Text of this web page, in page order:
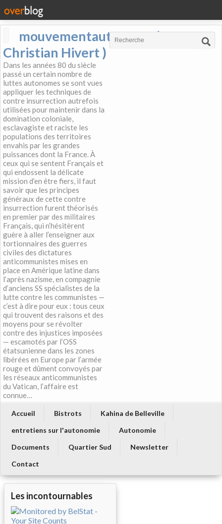
mouvementautonome (
Christian Hivert )
Dans les années 80 du siècle
passé un certain nombre de
luttes autonomes se sont vues
appliquer les techniques de
contre insurrection autrefois
utilisées pour maintenir dans la
domination coloniale,
esclavagiste et raciste les
populations des territoires
envahis par les grandes
puissances dont la France. À
ceux qui se sentent Français et
qui endossent la délicate
mission d’en être fiers, il faut
savoir que les principes
généraux de cette contre
insurrection furent théorisés
en premier par des militaires
Français, qui n’hésitèrent
guère à aller l’enseigner aux
tortionnaires des guerres
civiles des dictatures
anticommunistes mises en
place en Amérique latine dans
l’après nazisme, en compagnie
d’anciens SS spécialistes de la
lutte contre les communistes —
c’est à dire pour eux : tous ceux
qui trouvent des raisons et des
moyens pour se révolter
contre des injustices imposées
— escamotés par l’OSS
étatsunienne dans les zones
libérées en Europe par l’armée
rouge et dûment convoyés par
les réseaux anticommunistes
du Vatican, l’affaire est
connue…
Accueil Bistrots
Kahina de Belleville
entretiens sur l'autonomie
Autonomie
Documents
Quartier Sud
Newsletter
Contact
Les incontournables